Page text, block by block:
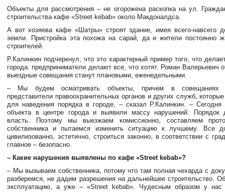
Объекты для рассмотрения – не огорожена раскопка на ул.
строительства кафе «Street kebab» около Макдоналдса.
А вот хозяева кафе «Шатры» строят здание, имея всего-навсего
земли. Пристройка эта похожа на сарай, да и жители постоянно
строителей.
Р.Калинкин подчеркнул, что это характерный пример того, что
города: предприниматели делают все, что хотят. Роман Валерьевич
выездные совещания станут плановыми, еженедельными.
– Мы будем осматривать объекты, причем в совещаниях
представители правоохранительных органов и других служб,
для наведения порядка в городе, – сказал Р.Калинкин. –
объекта в центре города и выявили массу нарушений. Порядок
власть. Поэтому мы выезжаем комиссионно, составляем
собственника и пытаемся изменить ситуацию к лучшему. Все
цивилизованно, эстетично, строиться законно, в соответствии с
главное – безопасно.
– Какие нарушения выявлены по кафе «Street kebab»?
– Мы вызываем собственника, потому что там полная чехарда с
разберемся, не дадим разрешения на дальнейшее строительство.
эксплуатацию, а уже – «Street kebab». Чудесным образом у нас